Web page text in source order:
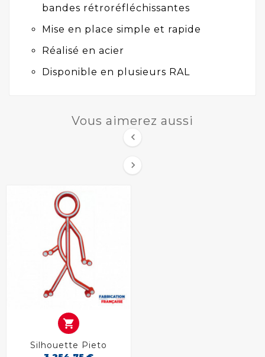
bandes rétroréfléchissantes
Mise en place simple et rapide
Réalisé en acier
Disponible en plusieurs RAL
Vous aimerez aussi



Silhouette Pieto